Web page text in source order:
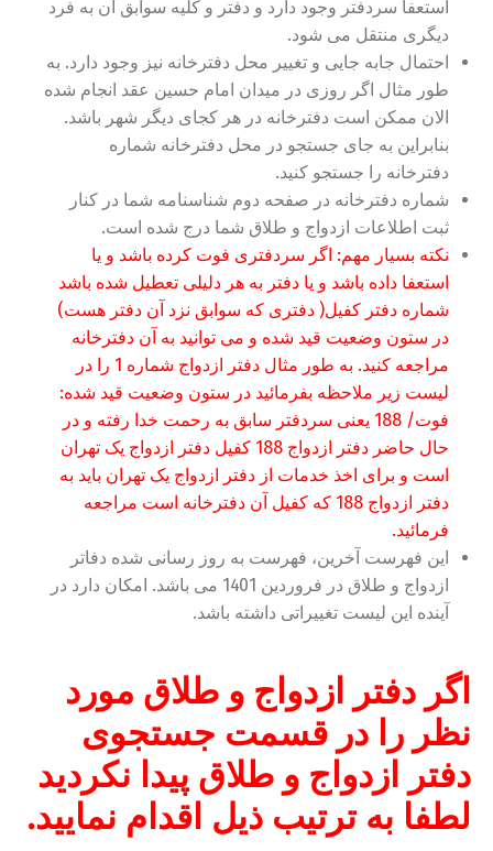
استعفا سردفتر وجود دارد و دفتر و کلیه سوابق آن به فرد
دیگری منتقل می شود.
احتمال جابه جایی و تغییر محل دفترخانه نیز وجود دارد. به
طور مثال اگر روزی در میدان امام حسین عقد انجام شده
الان ممکن است دفترخانه در هر کجای دیگر شهر باشد.
بنابراین به جای جستجو در محل دفترخانه شماره
دفترخانه را جستجو کنید.
شماره دفترخانه در صفحه دوم شناسنامه شما در کنار
ثبت اطلاعات ازدواج و طلاق شما درج شده است.
نکته بسیار مهم: اگر سردفتری فوت کرده باشد و یا
استعفا داده باشد و یا دفتر به هر دلیلی تعطیل شده باشد
شماره دفتر کفیل( دفتری که سوابق نزد آن دفتر هست)
در ستون وضعیت قید شده و می توانید به آن دفترخانه
مراجعه کنید. به طور مثال دفتر ازدواج شماره 1 را در
لیست زیر ملاحظه بفرمائید در ستون وضعیت قید شده:
فوت/ 188 یعنی سردفتر سابق به رحمت خدا رفته و در
حال حاضر دفتر ازدواج 188 کفیل دفتر ازدواج یک تهران
است و برای اخذ خدمات از دفتر ازدواج یک تهران باید به
دفتر ازدواج 188 که کفیل آن دفترخانه است مراجعه
فرمائید.
این فهرست آخرین، فهرست به روز رسانی شده دفاتر
ازدواج و طلاق در فروردین 1401 می باشد. امکان دارد در
آینده این لیست تغییراتی داشته باشد.
اگر دفتر ازدواج و طلاق مورد
نظر را در قسمت جستجوی
دفتر ازدواج و طلاق پیدا نکردید
لطفا به ترتیب ذیل اقدام نمایید.